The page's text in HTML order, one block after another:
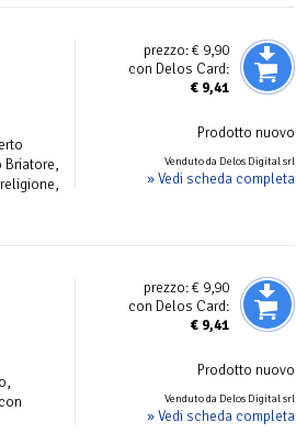
prezzo:€ 9,90
con Delos Card:
€ 9,41
Prodotto nuovo
Venduto da Delos Digital srl
» Vedi scheda completa
Briatore,
prezzo:€ 9,90
con Delos Card:
€ 9,41
Prodotto nuovo
Venduto da Delos Digital srl
» Vedi scheda completa